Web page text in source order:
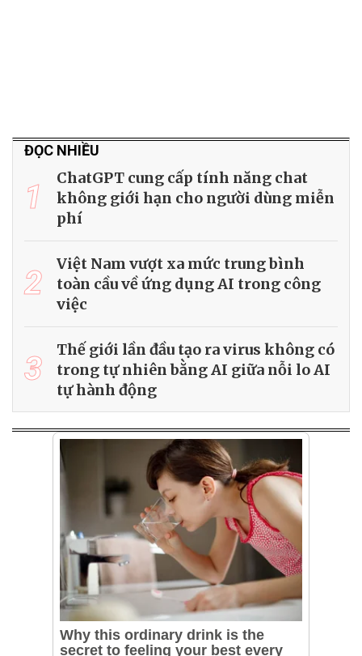
ĐỌC NHIỀU
1
ChatGPT cung cấp tính năng chat
không giới hạn cho người dùng miễn
phí
2
Việt Nam vượt xa mức trung bình
toàn cầu về ứng dụng AI trong công
việc
3
Thế giới lần đầu tạo ra virus không có
trong tự nhiên bằng AI giữa nỗi lo AI
tự hành động